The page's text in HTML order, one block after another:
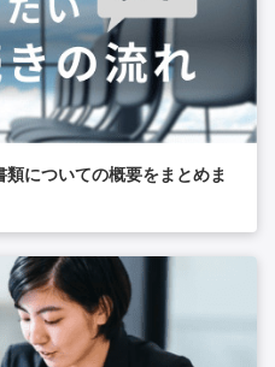
についての概要をまとめま